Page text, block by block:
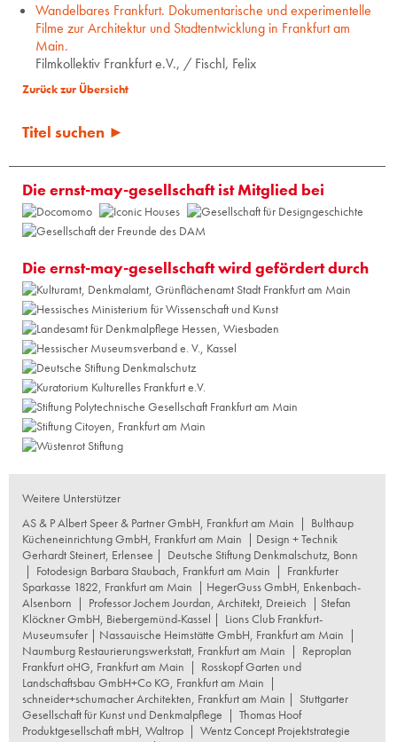
Wandelbares Frankfurt. Dokumentarische und experimentelle
Filme zur Architektur und Stadtentwicklung in Frankfurt am
Main.
Filmkollektiv Frankfurt e.V., / Fischl, Felix
Zurück zur Übersicht
Titel suchen ►
Die ernst-may-gesellschaft ist Mitglied bei
Die ernst-may-gesellschaft wird gefördert durch
Weitere Unterstützer
AS & P Albert Speer & Partner GmbH, Frankfurt am Main | Bulthaup
Kücheneinrichtung GmbH, Frankfurt am Main | Design + Technik
Gerhardt Steinert, Erlensee | Deutsche Stiftung Denkmalschutz, Bonn
| Fotodesign Barbara Staubach, Frankfurt am Main | Frankfurter
Sparkasse 1822, Frankfurt am Main | HegerGuss GmbH, Enkenbach-
Alsenborn | Professor Jochem Jourdan, Architekt, Dreieich | Stefan
Klöckner GmbH, Biebergemünd-Kassel | Lions Club Frankfurt-
Museumsufer | Nassauische Heimstätte GmbH, Frankfurt am Main |
Naumburg Restaurierungswerkstatt, Frankfurt am Main | Reproplan
Frankfurt oHG, Frankfurt am Main | Rosskopf Garten und
Landschaftsbau GmbH+Co KG, Frankfurt am Main |
schneider+schumacher Architekten, Frankfurt am Main | Stuttgarter
Gesellschaft für Kunst und Denkmalpflege | Thomas Hoof
Produktgesellschaft mbH, Waltrop | Wentz Concept Projektstrategie